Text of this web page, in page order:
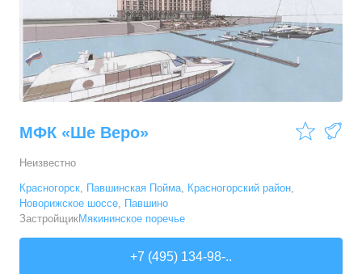
МФК «Ше Веро»
Неизвестно
Красногорск, Павшинская Пойма, Красногорский район,
Новорижское шоссе, Павшино
ЗастройщикМякининское поречье
+7 (495) 134-98-..